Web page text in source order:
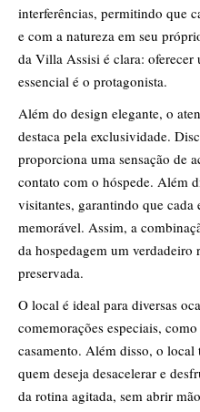
interferências, permitindo que
e com a natureza em seu
da Villa Assisi é clara:
essencial é o protagonista.
Além do design elegante, o
destaca pela exclusividade.
proporciona uma sensação de
contato com o hóspede. Além
visitantes, garantindo que cada
memorável. Assim, a
da hospedagem um
preservada.
O local é ideal para diversas
comemorações especiais,
casamento. Além disso, o local
quem deseja desacelerar e
da rotina agitada, sem abrir